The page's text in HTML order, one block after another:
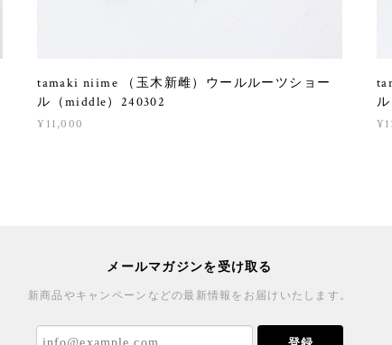
tamaki niime （玉木新雌）ウールルーツショー
ル（middle）240302
¥11,000
メールマガジンを受け取る
新商品やキャンペーンなどの最新情報をお届けいたします。